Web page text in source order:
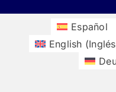
Español
English (Inglés